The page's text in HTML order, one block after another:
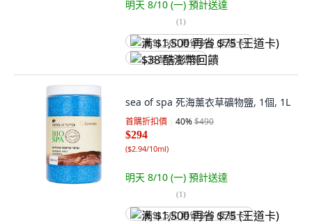
明天 8/10 (一) 預計送達
(1)
满 $1,500 再省 $75 (王道卡)
$38 酷澎幣回饋
sea of spa 死海薰衣草礦物鹽, 1個, 1L
首購折扣價 40%$490
$294
($2.94/10ml)
明天 8/10 (一) 預計送達
(1)
满 $1,500 再省 $75 (王道卡)